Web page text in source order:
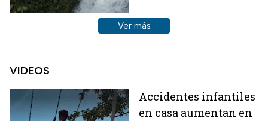
naturaleza.
Ver más historias sobre este tema
Ver más
VIDEOS
Accidentes infantiles
en casa aumentan en